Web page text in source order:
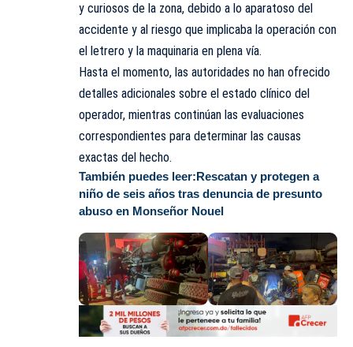
y curiosos de la zona, debido a lo aparatoso del
accidente y al riesgo que implicaba la operación con
el letrero y la maquinaria en plena vía.
Hasta el momento, las autoridades no han ofrecido
detalles adicionales sobre el estado clínico del
operador, mientras continúan las evaluaciones
correspondientes para determinar las causas
exactas del hecho.
También puedes leer:Rescatan y protegen a
niño de seis años tras denuncia de presunto
abuso en Monseñor Nouel